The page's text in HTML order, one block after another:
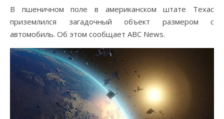
В пшеничном поле в американском штате Техас
приземлился загадочный объект размером с
автомобиль. Об этом сообщает ABC News.